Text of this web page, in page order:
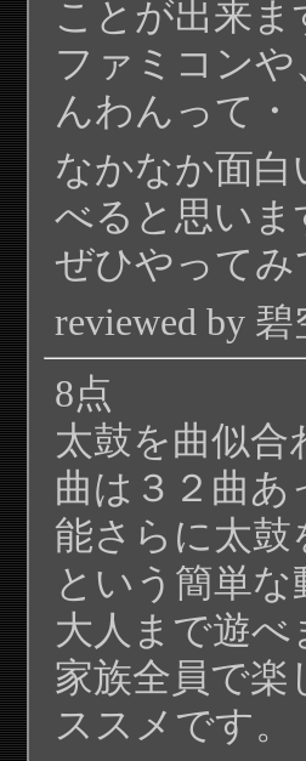
ことが出来ま
ファミコン
んわんって・
なかなか面
べると思いま
ぜひやって
reviewed by 碧
8点
太鼓を曲似合
曲は３２曲あ
能さらに太鼓
という簡単
大人まで遊べ
家族全員で
ススメです。